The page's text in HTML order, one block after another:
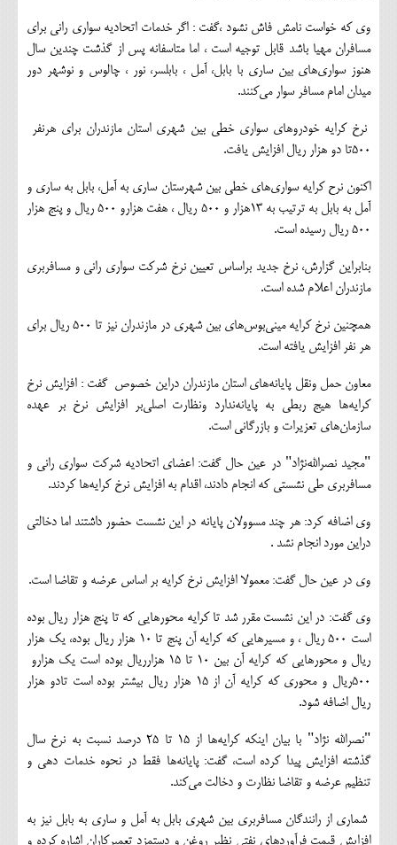
وي كه خواست نامش فاش نشود ،گفت : اگر خدمات اتحاديه سواري راني براي
مسافران مهيا باشد قابل توجيه است ، اما متاسفانه پس از گذشت چندين سال
هنوز سواري‌هاي بين ساري با بابل، آمل ، بابلسر، نور ، چالوس و نوشهر دور
ميدان امام مسافر سوار مي‌كنند.
۵۰۰‬تا دو هزار ريال افزايش يافت.
اكنون نرح كرايه سواري‌هاي خطي بين شهرستان ساري به آمل، بابل به ساري و
آمل به بابل به ترتيب به ‪۱۳‬هزار و ‪ ۵۰۰‬ريال ، هفت هزارو ‪ ۵۰۰‬ريال و پنج هزار
‪ ۵۰۰‬ريال رسيده است.
بنابراين گزارش، نرخ جديد براساس تعيين نرخ شركت سواري راني و مسافربري
مازندران اعلام شده است.
همچنين نرخ كرايه ميني‌بوس‌هاي بين شهري در مازندران نيز تا ‪ ۵۰۰‬ريال براي
هر نفر افزايش يافته است.
معاون حمل ونقل پايانه‌هاي استان مازندران دراين خصوص گفت : افزايش نرخ
كرايه‌ها هيج ربطي به پايانه‌ندارد ونظارت اصلي‌بر افزايش نرخ بر عهده
سازمان‌هاي تعزيرات و بازرگاني است.
"مجيد نصرالله‌نژاد" در عين حال گفت: اعضاي اتحاديه شركت سواري راني و
مسافربري طي نشستي كه انجام دادند، اقدام به افزايش نرخ كرايه‌ها كردند.
وي اضافه كرد: هر چند مسوولان پايانه در اين نشست حضور داشتند اما دخالتي
دراين مورد انجام نشد .
وي در عين حال گفت: معمولا افزايش نرخ كرايه بر اساس عرضه و تقاضا است.
وي گفت: در اين نشست مقرر شد تا كرايه محورهايي كه تا پنج هزار ريال بوده
است ‪ ۵۰۰‬ريال ، و مسيرهايي كه كرايه آن پنج تا ‪ ۱۰‬هزار ريال بوده، يك هزار
۵۰۰‬ريال و محوري كه كرايه آن از ‪ ۱۵‬هزار ريال بيشتر بوده است تادو هزار
ريال اضافه شود.
"نصرالله نژاد" با بيان اينكه كرايه‌ها از ‪ ۱۵‬تا ‪ ۲۵‬درصد نسبت به نرخ سال
گذشته افزايش پيدا كرده است، گفت: پايانه‌ها فقط در نحوه خدمات دهي و
تنظيم عرضه و تقاضا نظارت و دخالت مي‌كند.
شماري از رانندگان مسافربري بين شهري بابل به آمل و ساري به بابل نيز به
افزايش قيمت فرآوردهاي نفتي نظير روغن و دستمزد تعميركاران اشاره كرده و